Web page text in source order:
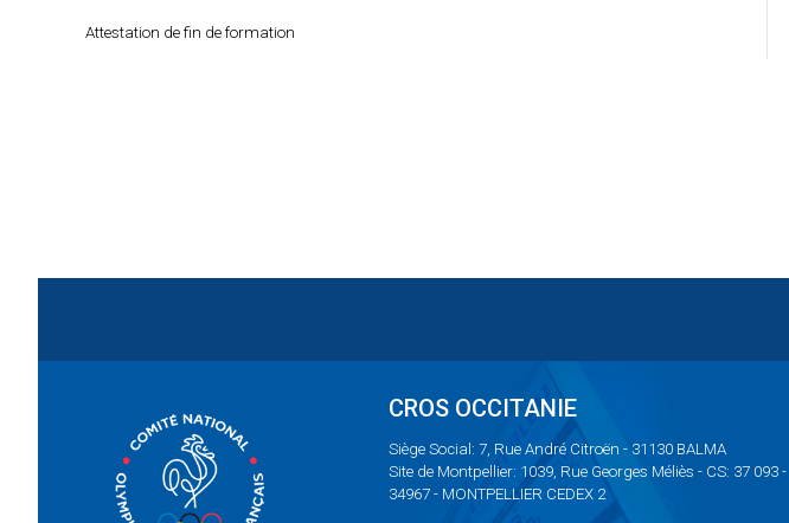
Attestation de fin de formation
CROS OCCITANIE
Siège Social: 7, Rue André Citroën - 31130 BALMA
Site de Montpellier: 1039, Rue Georges Méliès - CS: 37 093 -
34967 - MONTPELLIER CEDEX 2